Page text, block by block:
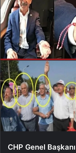
CHP Genel